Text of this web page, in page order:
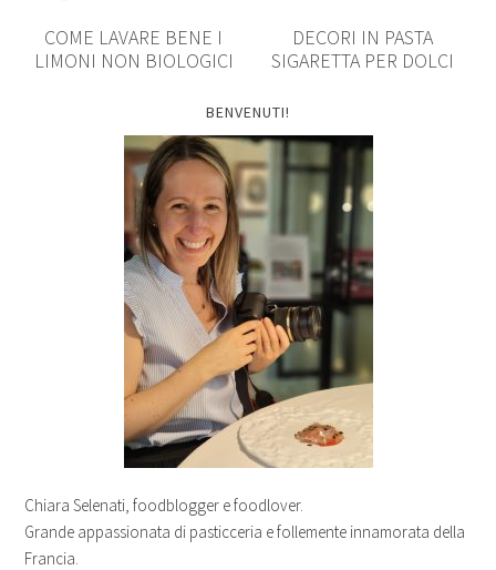
COME LAVARE BENE I
LIMONI NON BIOLOGICI
DECORI IN PASTA
SIGARETTA PER DOLCI
BENVENUTI!
Chiara Selenati, foodblogger e foodlover.
Grande appassionata di pasticceria e follemente innamorata della
Francia.